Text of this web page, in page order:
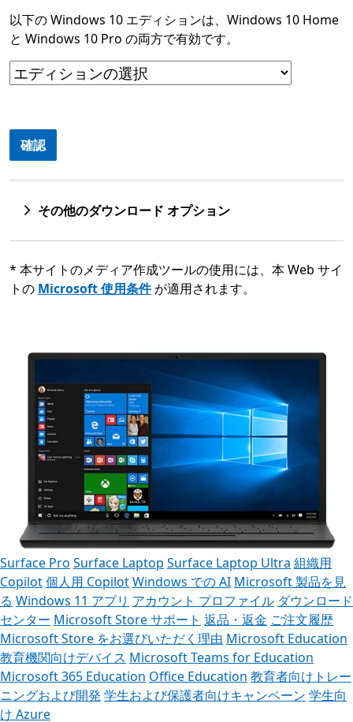
以下の Windows 10 エディションは、Windows 10 Home
と Windows 10 Pro の両方で有効です。
確認
その他のダウンロード オプション
* 本サイトのメディア作成ツールの使用には、本 Web サイ
トの Microsoft 使用条件が適用されます。
Surface Pro Surface Laptop Surface Laptop Ultra 組織用
Copilot個人用 CopilotWindows での AI Microsoft 製品を見
る Windows 11 アプリ アカウント プロファイル ダウンロード
センター Microsoft Store サポート 返品・返金 ご注文履歴
Microsoft Store をお選びいただく理由 Microsoft Education
教育機関向けデバイス Microsoft Teams for Education
Microsoft 365 Education Office Education 教育者向けトレー
ニングおよび開発 学生および保護者向けキャンペーン 学生向
け Azure